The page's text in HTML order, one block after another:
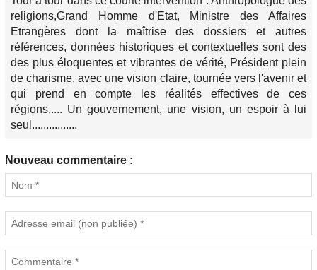
religions,Grand Homme d'Etat, Ministre des Affaires
Etrangères dont la maîtrise des dossiers et autres
références, données historiques et contextuelles sont des
des plus éloquentes et vibrantes de vérité, Président plein
de charisme, avec une vision claire, tournée vers l'avenir et
qui prend en compte les réalités effectives de ces
régions..... Un gouvernement, une vision, un espoir à lui
seul................
Nouveau commentaire :